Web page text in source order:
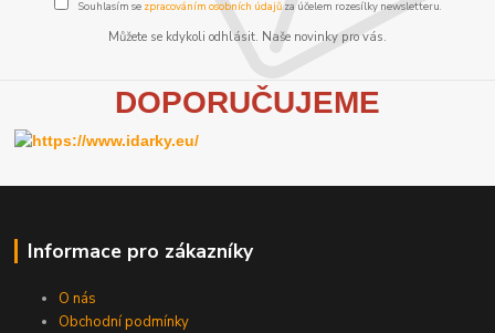
Souhlasím se zpracováním osobních údajůza účelem rozesílky newsletteru.
Můžete se kdykoli odhlásit. Naše novinky pro vás.
DOPORUČUJEME
Informace pro zákazníky
O nás
Obchodní podmínky